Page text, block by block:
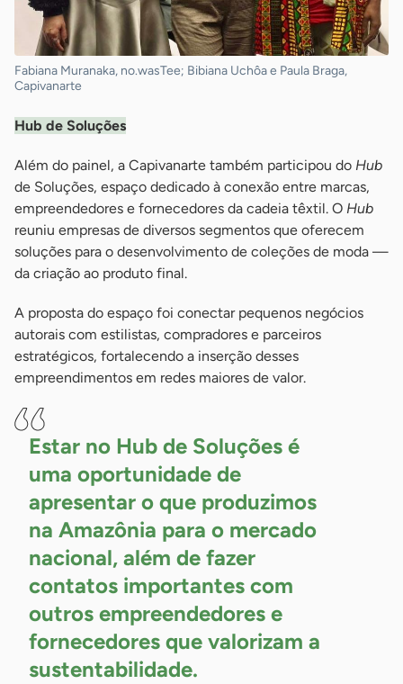
Fabiana Muranaka, no.wasTee; Bibiana Uchôa e Paula Braga,
Capivanarte
Hub de Soluções
Além do painel, a Capivanarte também participou do Hub
de Soluções, espaço dedicado à conexão entre marcas,
empreendedores e fornecedores da cadeia têxtil. O Hub
reuniu empresas de diversos segmentos que oferecem
soluções para o desenvolvimento de coleções de moda —
da criação ao produto final.
A proposta do espaço foi conectar pequenos negócios
autorais com estilistas, compradores e parceiros
estratégicos, fortalecendo a inserção desses
empreendimentos em redes maiores de valor.
Estar no Hub de Soluções é
uma oportunidade de
apresentar o que produzimos
na Amazônia para o mercado
nacional, além de fazer
contatos importantes com
outros empreendedores e
fornecedores que valorizam a
sustentabilidade.